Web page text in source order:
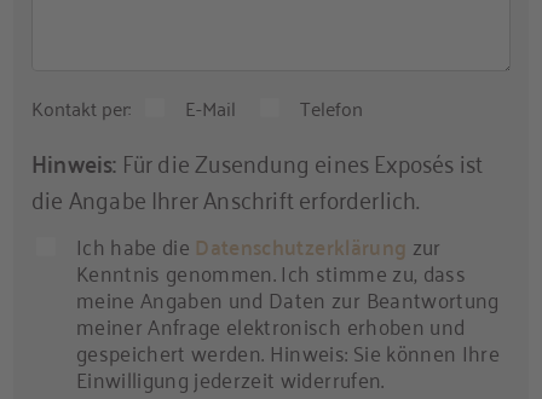
Kontakt per: E-Mail Telefon
Hinweis: Für die Zusendung eines Exposés ist
die Angabe Ihrer Anschrift erforderlich.
Ich habe die Datenschutzerklärung zur
Kenntnis genommen. Ich stimme zu, dass
meine Angaben und Daten zur Beantwortung
meiner Anfrage elektronisch erhoben und
gespeichert werden. Hinweis: Sie können Ihre
Einwilligung jederzeit widerrufen.